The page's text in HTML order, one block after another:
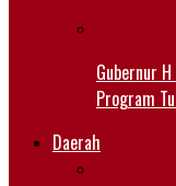
Gubernur
Program
Daerah